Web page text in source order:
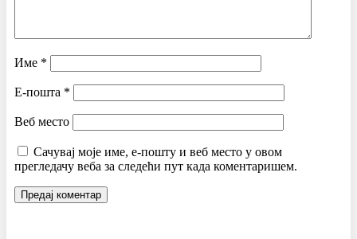
Име *
Е-пошта *
Веб место
Сачувај моје име, е-пошту и веб место у овом
прегледачу веба за следећи пут када коментаришем.